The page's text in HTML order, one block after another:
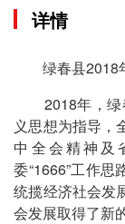
详情
绿春县2018
2018年，绿
义思想为指导，
中全会精神及
委“1666”工作思
统揽经济社会发
会发展取得了新